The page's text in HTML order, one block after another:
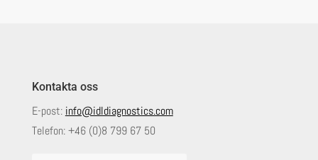
Kontakta oss
E-post: info@idldiagnostics.com
Telefon:+46 (0)8 799 67 50